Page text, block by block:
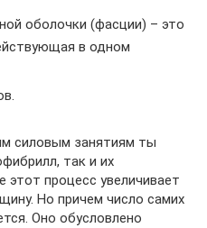
оболочки (фасции) – это
в одном
силовым занятиям ты
так и их
этот процесс увеличивает
Но причем число самих
Оно обусловлено